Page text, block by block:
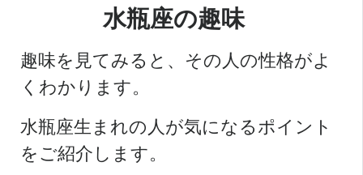
水瓶座の趣味
趣味を見てみると、その人の性格がよ
くわかります。
水瓶座生まれの人が気になるポイント
をご紹介します。